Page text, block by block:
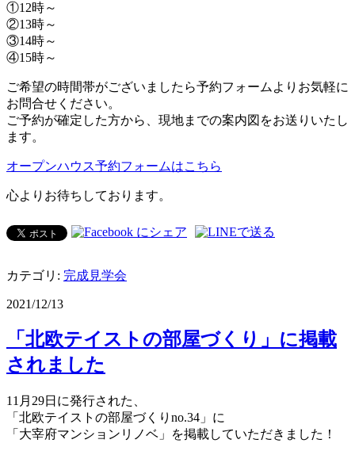
①12時～
②13時～
③14時～
④15時～
ご希望の時間帯がございましたら予約フォームよりお気軽に
お問合せください。
ご予約が確定した方から、現地までの案内図をお送りいたし
ます。
オープンハウス予約フォームはこちら
心よりお待ちしております。
カテゴリ: 完成見学会
2021/12/13
「北欧テイストの部屋づくり」に掲載
されました
11月29日に発行された、
「北欧テイストの部屋づくりno.34」に
「大宰府マンションリノベ」を掲載していただきました！